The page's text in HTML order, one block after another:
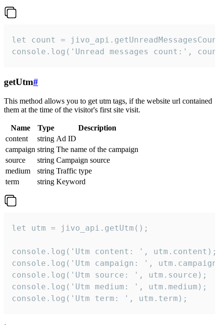
let count =
console.log('Unread messages count:',
getUtm#
This method allows you to get utm tags, if the website url contained
them at the time of the visitor's first site visit.
Name Type
Description
content
string Ad ID
campaign string The name of the campaign
source
string Campaign source
medium
string Traffic type
term
string Keyword
let utm = jivo_api.getUtm();
console.log('Utm content: ', utm.content);
console.log('Utm campaign: ',
console.log('Utm source: ', utm.source);
console.log('Utm medium: ', utm.medium);
console.log('Utm term: ', utm.term);